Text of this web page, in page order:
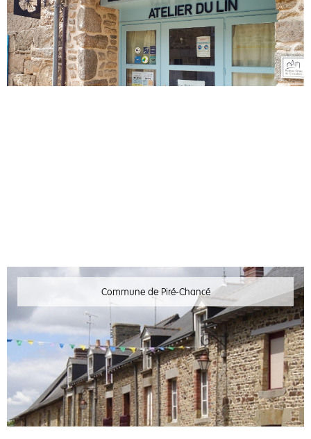
Commune de Piré-Chancé